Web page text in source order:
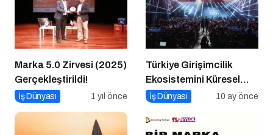
Marka 5.0 Zirvesi (2025)
Gerçekleştirildi!
İş Dünyası 1 yıl önce
Türkiye Girişimcilik
Ekosistemini Küresel
Sahneye Taşıyan
İş Dünyası 10 ay önce